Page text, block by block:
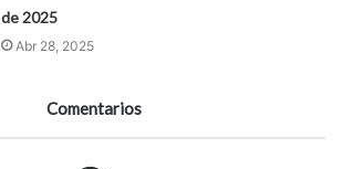
de 2025
Abr 28, 2025
Comentarios